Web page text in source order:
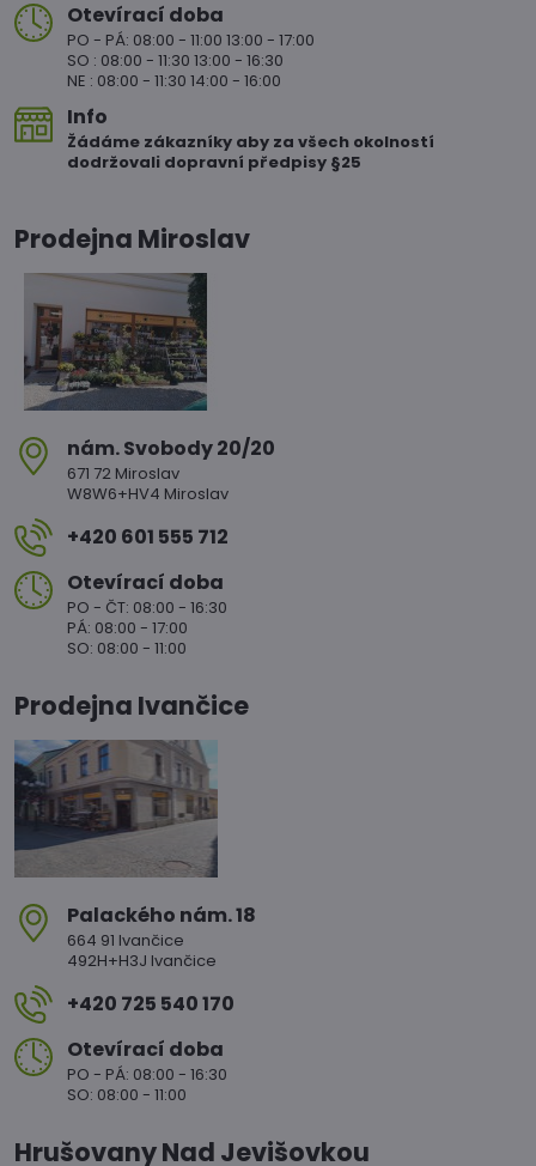
Otevírací doba
PO - PÁ: 08:00 - 11:00 13:00 - 17:00
SO : 08:00 - 11:30 13:00 - 16:30
NE : 08:00 - 11:30 14:00 - 16:00
Info
Žádáme zákazníky aby za všech okolností
dodržovali dopravní předpisy §25
Prodejna Miroslav
nám​. Svobody 20/20
671 72 Miroslav
W8W6+HV4 Miroslav
+420 601 555 712
Otevírací doba
PO - ČT: 08:00 - 16:30
PÁ: 08:00 - 17:00
SO: 08:00 - 11:00
Prodejna Ivančice
Palackého nám​. 18
664 91 Ivančice
492H+H3J Ivančice
+420 725 540 170
Otevírací doba
PO - PÁ: 08:00 - 16:30
SO: 08:00 - 11:00
Hrušovany Nad Jevišovkou